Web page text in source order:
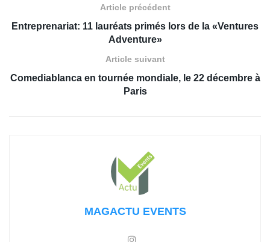
Article précédent
Entreprenariat: 11 lauréats primés lors de la «Ventures
Adventure»
Article suivant
Comediablanca en tournée mondiale, le 22 décembre à
Paris
MAGACTU EVENTS